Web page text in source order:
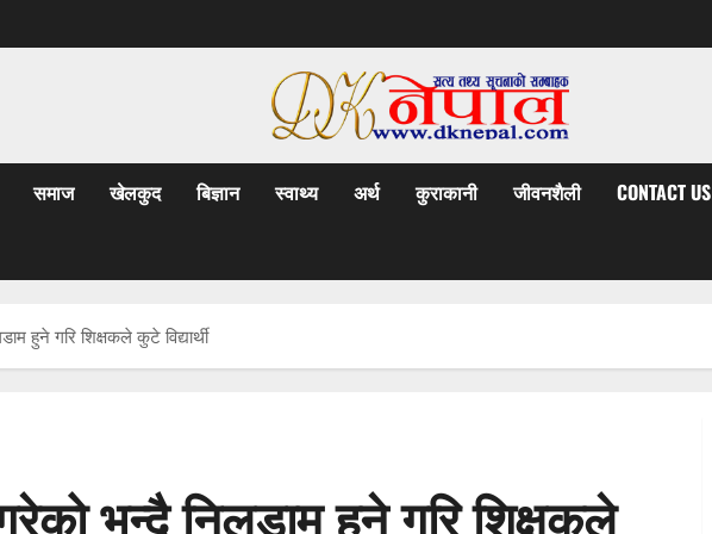
समाज खेलकुद बिज्ञान स्वाथ्य अर्थ कुराकानी जीवनशैली CONTACT US
हुने गरि शिक्षकले कुटे विद्यार्थी
भन्दै निलडाम हुने गरि शिक्षकले